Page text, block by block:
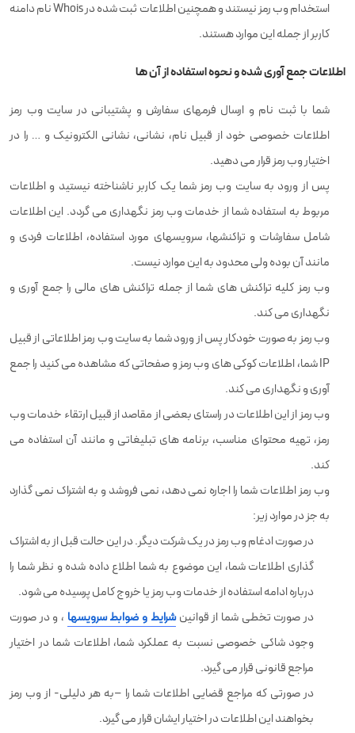
استخدام وب رمز نیستند و همچنین اطلاعات ثبت شده در Whois نام دامنه
کاربر از جمله این موارد هستند.
اطلاعات جمع آوری شده و نحوه استفاده از آن ها
شما با ثبت نام و ارسال فرمهای سفارش و پشتیبانی در سایت وب رمز
اطلاعات خصوصی خود از قبیل نام، نشانی، نشانی الکترونیک و … را در
اختیار وب رمز قرار می دهید.
پس از ورود به سایت وب رمز شما یک کاربر ناشناخته نیستید و اطلاعات
مربوط به استفاده شما از خدمات وب رمز نگهداری می گردد. این اطلاعات
شامل سفارشات و تراکنشها، سرویسهای مورد استفاده، اطلاعات فردی و
مانند آن بوده ولی محدود به این موارد نیست.
وب رمز کلیه تراکنش های شما از جمله تراکنش های مالی را جمع آوری و
نگهداری می کند.
وب رمز به صورت خودکار پس از ورود شما به سایت وب رمز اطلاعاتی از قبیل
IP شما، اطلاعات کوکی های وب رمز و صفحاتی که مشاهده می کنید را جمع
آوری و نگهداری می کند.
وب رمز از این اطلاعات در راستای بعضی از مقاصد از قبیل ارتقاء خدمات وب
رمز، تهیه محتوای مناسب، برنامه های تبلیغاتی و مانند آن استفاده می
کند.
وب رمز اطلاعات شما را اجاره نمی دهد، نمی فروشد و به اشتراک نمی گذارد
به جز در موارد زیر:
در صورت ادغام وب رمز در یک شرکت دیگر. در این حالت قبل از به اشتراک
گذاری اطلاعات شما، این موضوع به شما اطلاع داده شده و نظر شما را
درباره ادامه استفاده از خدمات وب رمز یا خروج کامل پرسیده می شود.
در صورت تخطی شما از قوانینشرایط و ضوابط سرویسها ، و در صورت
وجود شاکی خصوصی نسبت به عملکرد شما، اطلاعات شما در اختیار
مراجع قانونی قرار می گیرد.
در صورتی که مراجع قضایی اطلاعات شما را –به هر دلیلی- از وب رمز
بخواهند این اطلاعات در اختیار ایشان قرار می گیرد.